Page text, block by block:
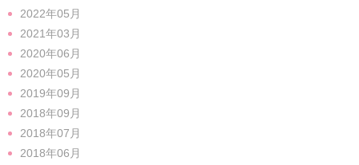
2022年05月
2021年03月
2020年06月
2020年05月
2019年09月
2018年09月
2018年07月
2018年06月